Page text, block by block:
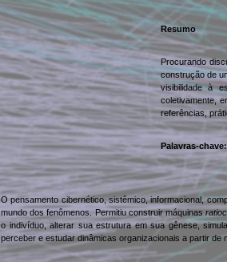
Resumo
Procurando
construção de
visibilidade à
coletivamente,
referências,
Palavras-chave:
O pensamento cibernético, sistêmico, informacional,
mundo dos fenômenos. Permitiu construir máquinas
o indivíduo, alterar sua estrutura em sua gênese,
perceber e estudar dinâmicas organizacionais a partir de